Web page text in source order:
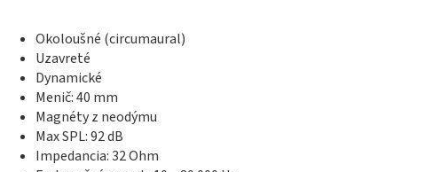
Okoloušné (circumaural)
Uzavreté
Dynamické
Menič: 40 mm
Magnéty z neodýmu
Max SPL: 92 dB
Impedancia: 32 Ohm